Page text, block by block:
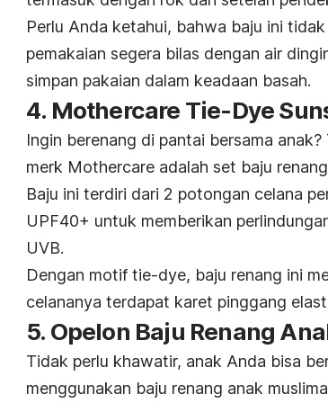
Perlu Anda ketahui, bahwa baju ini
pemakaian segera bilas dengan air
simpan pakaian dalam keadaan basah.
4. Mothercare Tie-Dye
Ingin berenang di pantai bersama
merk Mothercare adalah set baju
Baju ini terdiri dari 2 potongan celana
UPF40+ untuk memberikan
UVB.
Dengan motif tie-dye, baju renang ini
celananya terdapat karet pinggang
5. Opelon Baju Renang
Tidak perlu khawatir, anak Anda bisa
menggunakan baju renang anak